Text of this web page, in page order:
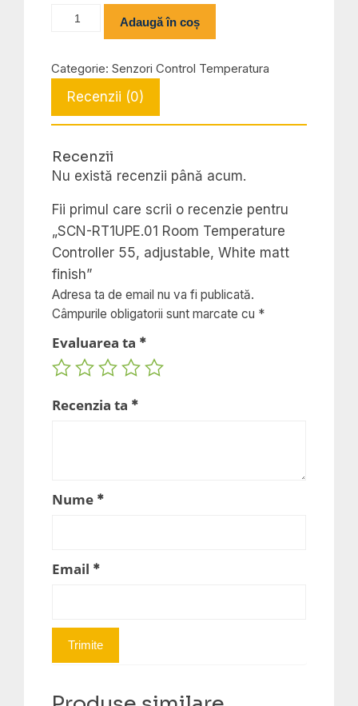
Cantitate
Room
Temperature
Controller
adjustable,
White
matt
finish
Adaugă în coș
Categorie: Senzori Control Temperatura
Recenzii (0)
Recenzii
Nu există recenzii până acum.
Fii primul care scrii o recenzie pentru
„SCN-RT1UPE.01 Room Temperature
Controller 55, adjustable, White matt
finish”
Adresa ta de email nu va fi publicată.
Câmpurile obligatorii sunt marcate cu *
Evaluarea ta *
Recenzia ta *
Nume *
Email *